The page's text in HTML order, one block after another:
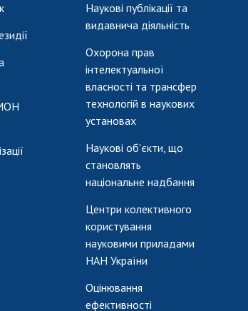
Наукові публікації та
видавнича діяльність
Охорона прав
інтелектуальної
власності та трансфер
технологій в наукових
установах
Наукові об'єкти, що
становлять
національне надбання
Центри колективного
користування
науковими приладами
НАН України
Оцінювання
ефективності